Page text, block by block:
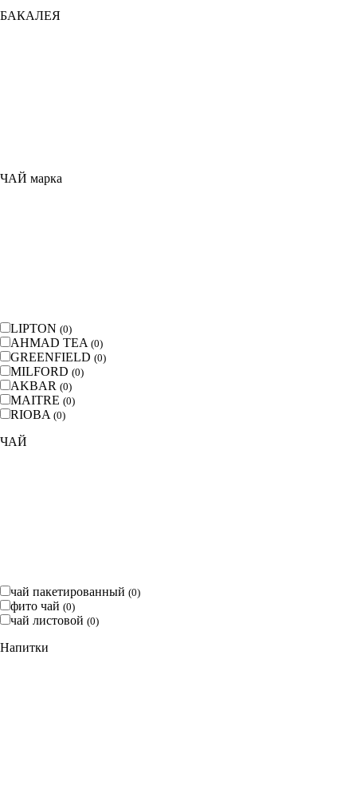
БАКАЛЕЯ
ЧАЙ марка
LIPTON (0)
AHMAD TEA (0)
GREENFIELD (0)
MILFORD (0)
AKBAR (0)
MAITRE (0)
RIOBA (0)
ЧАЙ
чай пакетированный (0)
фито чай (0)
чай листовой (0)
Напитки